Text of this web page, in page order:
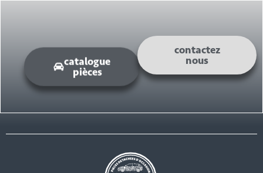
catalogue
pièces
contactez
nous